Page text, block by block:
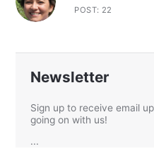
POST: 22
Newsletter
Sign up to receive email
going on with us!
...